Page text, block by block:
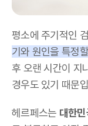
평소에 주기적인
기와 원인을 특정
후 오랜 시간이 지
경우도 있기 때문
헤르페스는 대한